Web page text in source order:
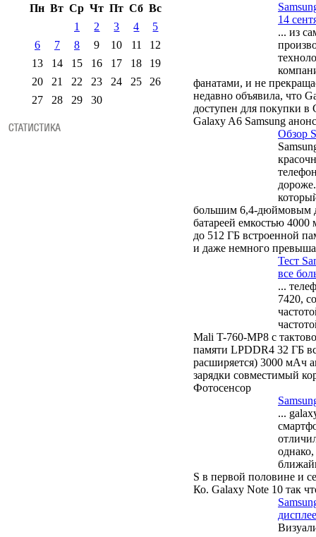
Пн Вт Ср Чт Пт Сб Вс
1
2 3 4
5
6
7 8 9 10 11
12
13
14 15 16 17 18
19
20
21 22 23 24 25
26
27
28 29 30
14
... из
фанатами, и не
недавно объявила, что
доступен для покупки
Galaxy A6 Samsung
Обзор
большим 6,4-дюймовым
батареей емкостью 4000
до 512 ГБ встроенной
и даже немного
Тест
все
...
7420,
Mali T-760-MP8 с
памяти LPDDR4 32 ГБ
расширяется) 3000 мАч
зарядки совместимый
Фотосенсор
...
S в первой половине и
Ко. Galaxy Note 10 так